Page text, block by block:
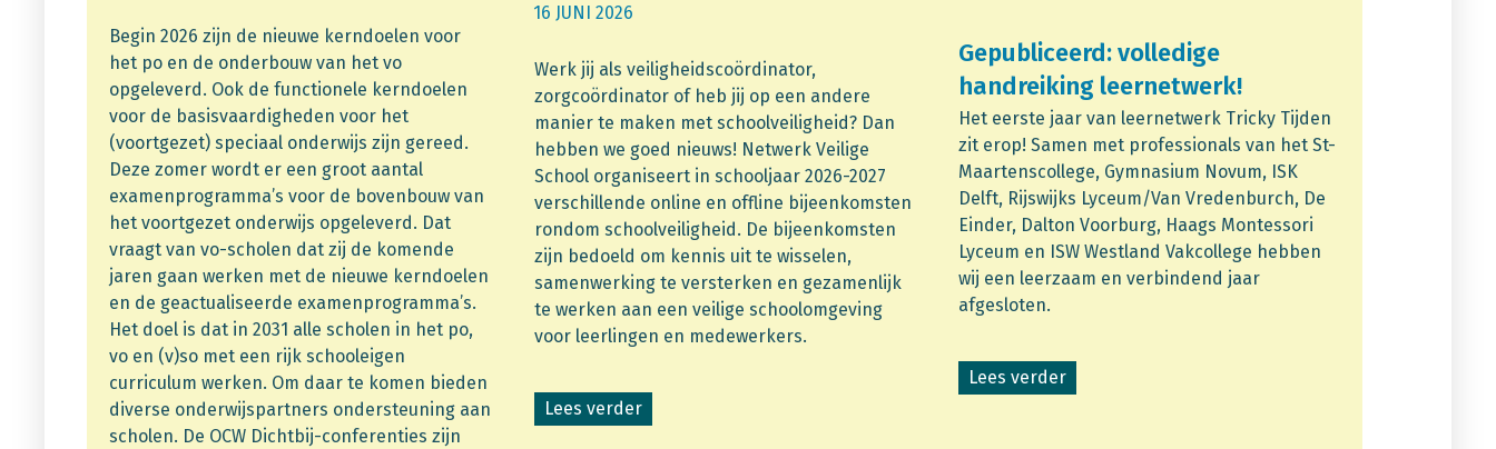
Begin 2026 zijn de nieuwe kerndoelen voor
het po en de onderbouw van het vo
opgeleverd. Ook de functionele kerndoelen
voor de basisvaardigheden voor het
(voortgezet) speciaal onderwijs zijn gereed.
Deze zomer wordt er een groot aantal
examenprogramma’s voor de bovenbouw van
het voortgezet onderwijs opgeleverd. Dat
vraagt van vo-scholen dat zij de komende
jaren gaan werken met de nieuwe kerndoelen
en de geactualiseerde examenprogramma’s.
Het doel is dat in 2031 alle scholen in het po,
vo en (v)so met een rijk schooleigen
curriculum werken. Om daar te komen bieden
diverse onderwijspartners ondersteuning aan
scholen. De OCW Dichtbij-conferenties zijn
16 JUNI 2026
Werk jij als veiligheidscoördinator,
zorgcoördinator of heb jij op een andere
manier te maken met schoolveiligheid? Dan
hebben we goed nieuws! Netwerk Veilige
School organiseert in schooljaar 2026-2027
verschillende online en offline bijeenkomsten
rondom schoolveiligheid. De bijeenkomsten
zijn bedoeld om kennis uit te wisselen,
samenwerking te versterken en gezamenlijk
te werken aan een veilige schoolomgeving
voor leerlingen en medewerkers.
Lees verder
Gepubliceerd: volledige
handreiking leernetwerk!
Het eerste jaar van leernetwerk Tricky Tijden
zit erop! Samen met professionals van het St-
Maartenscollege, Gymnasium Novum, ISK
Delft, Rijswijks Lyceum/Van Vredenburch, De
Einder, Dalton Voorburg, Haags Montessori
Lyceum en ISW Westland Vakcollege hebben
wij een leerzaam en verbindend jaar
afgesloten.
Lees verder